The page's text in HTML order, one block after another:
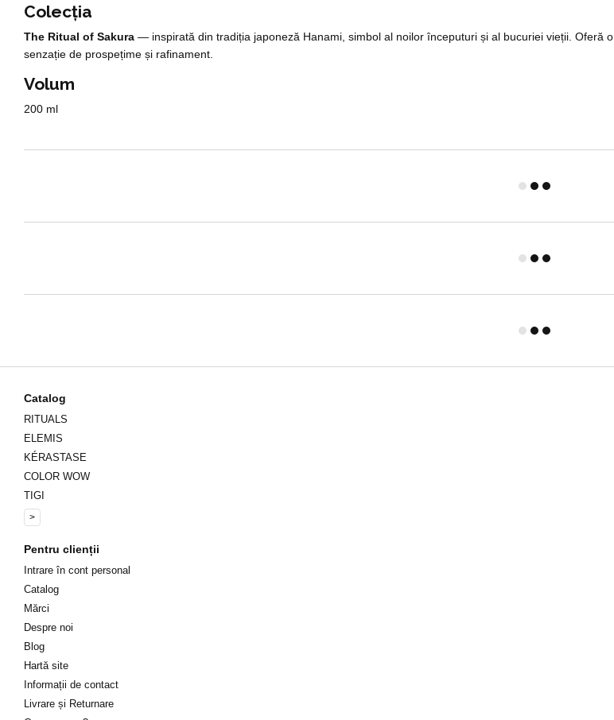
Colecția
The Ritual of Sakura — inspirată din tradiția japoneză Hanami, simbol al noilor începuturi și al bucuriei vieții. Oferă o
senzație de prospețime și rafinament.
Volum
200 ml
Catalog
RITUALS
ELEMIS
KÉRASTASE
COLOR WOW
TIGI
>
Pentru clienții
Intrare în cont personal
Catalog
Mărci
Despre noi
Blog
Hartă site
Informații de contact
Livrare și Returnare